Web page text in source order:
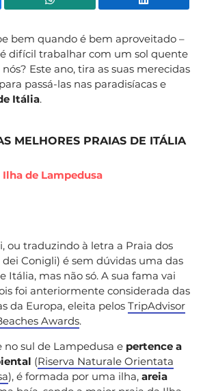
bem quando é bem aproveitado –
difícil trabalhar com um sol quente
Este ano, tira as suas merecidas
passá-las nas paradisíacas e
Itália.
MELHORES PRAIAS DE ITÁLIA
de Lampedusa
ou traduzindo à letra a Praia dos
dei Conigli) é sem dúvidas uma das
Itália, mas não só. A sua fama vai
foi anteriormente considerada das
da Europa, eleita pelos TripAdvisor
Awards.
no sul de Lampedusa e pertence a
(Riserva Naturale Orientata
), é formada por uma ilha, areia